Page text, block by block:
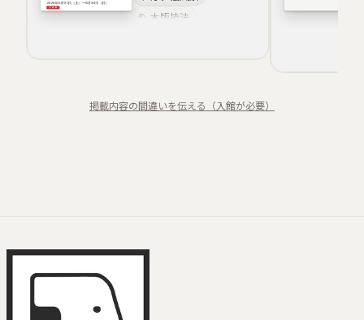
木版技法
ノスタルジー
掲載内容の間違いを伝える（入館が必要）